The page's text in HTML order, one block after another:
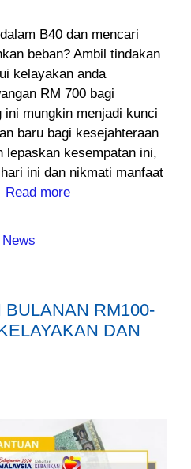
B40 dan mencari
beban? Ambil tindakan
kelayakan anda
RM 700 bagi
ini mungkin menjadi kunci
baru bagi kesejahteraan
lepaskan kesempatan ini,
ini dan nikmati manfaat
Read more
RM100-
DAN